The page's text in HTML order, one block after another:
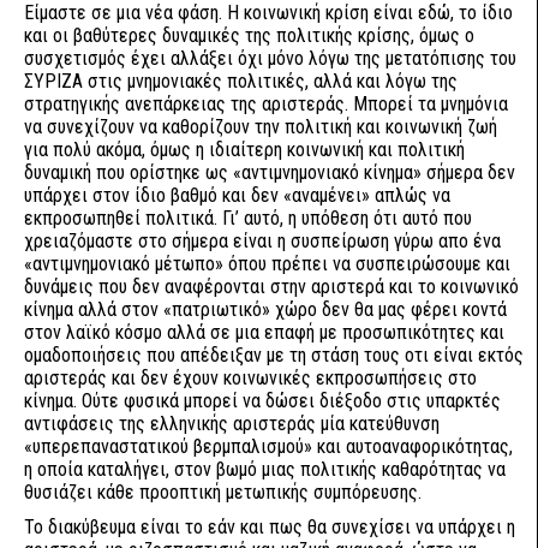
Είμαστε σε μια νέα φάση. Η κοινωνική κρίση είναι εδώ, το ίδιο
και οι βαθύτερες δυναμικές της πολιτικής κρίσης, όμως ο
συσχετισμός έχει αλλάξει όχι μόνο λόγω της μετατόπισης του
ΣΥΡΙΖΑ στις μνημονιακές πολιτικές, αλλά και λόγω της
στρατηγικής ανεπάρκειας της αριστεράς. Μπορεί τα μνημόνια
να συνεχίζουν να καθορίζουν την πολιτική και κοινωνική ζωή
για πολύ ακόμα, όμως η ιδιαίτερη κοινωνική και πολιτική
δυναμική που ορίστηκε ως «αντιμνημονιακό κίνημα» σήμερα δεν
υπάρχει στον ίδιο βαθμό και δεν «αναμένει» απλώς να
εκπροσωπηθεί πολιτικά. Γι’ αυτό, η υπόθεση ότι αυτό που
χρειαζόμαστε στο σήμερα είναι η συσπείρωση γύρω απο ένα
«αντιμνημονιακό μέτωπο» όπου πρέπει να συσπειρώσουμε και
δυνάμεις που δεν αναφέρονται στην αριστερά και το κοινωνικό
κίνημα αλλά στον «πατριωτικό» χώρο δεν θα μας φέρει κοντά
στον λαϊκό κόσμο αλλά σε μια επαφή με προσωπικότητες και
ομαδοποιήσεις που απέδειξαν με τη στάση τους οτι είναι εκτός
αριστεράς και δεν έχουν κοινωνικές εκπροσωπήσεις στο
κίνημα. Ούτε φυσικά μπορεί να δώσει διέξοδο στις υπαρκτές
αντιφάσεις της ελληνικής αριστεράς μία κατεύθυνση
«υπερεπαναστατικού βερμπαλισμού» και αυτοαναφορικότητας,
η οποία καταλήγει, στον βωμό μιας πολιτικής καθαρότητας να
θυσιάζει κάθε προοπτική μετωπικής συμπόρευσης.
Το διακύβευμα είναι το εάν και πως θα συνεχίσει να υπάρχει η